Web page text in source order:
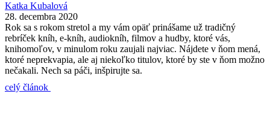
Katka Kubalová
28. decembra 2020
Rok sa s rokom stretol a my vám opäť prinášame už tradičný
rebríček kníh, e-kníh, audiokníh, filmov a hudby, ktoré vás,
knihomoľov, v minulom roku zaujali najviac. Nájdete v ňom mená,
ktoré neprekvapia, ale aj niekoľko titulov, ktoré by ste v ňom možno
nečakali. Nech sa páči, inšpirujte sa.
celý článok